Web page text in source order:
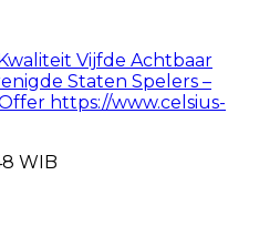
Vijfde Achtbaar
Staten Spelers –
https://www.celsius-
WIB